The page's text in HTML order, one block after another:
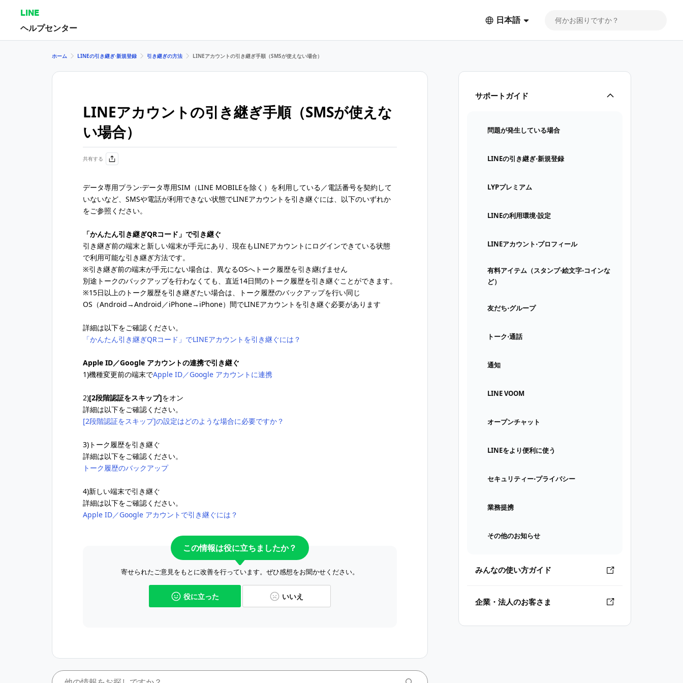
LINE
ヘルプセンター
日本語
サポートガイド
問題が発生している場合
LINEの引き継ぎ⋅新規登録
LYPプレミアム
LINEの利用環境⋅設定
LINEアカウント⋅プロフィール
有料アイテム（スタンプ⋅絵文字⋅コインな
ど）
友だち⋅グループ
トーク⋅通話
通知
LINE VOOM
オープンチャット
LINEをより便利に使う
セキュリティー⋅プライバシー
業務提携
その他のお知らせ
みんなの使い方ガイド
企業・法人のお客さま
ホーム LINEの引き継ぎ⋅新規登録 引き継ぎの方法 LINEアカウントの引き継ぎ手順（SMSが使えない場合）
LINEアカウントの引き継ぎ手順（SMSが使えな
い場合）
共有する
データ専用プラン⋅データ専用SIM（LINE MOBILEを除く）を利用している／電話番号を契約して
いないなど、SMSや電話が利用できない状態でLINEアカウントを引き継ぐには、以下のいずれか
をご参照ください。
「かんたん引き継ぎQRコード」で引き継ぐ
引き継ぎ前の端末と新しい端末が手元にあり、現在もLINEアカウントにログインできている状態
で利用可能な引き継ぎ方法です。
※引き継ぎ前の端末が手元にない場合は、異なるOSへトーク履歴を引き継げません
別途トークのバックアップを行わなくても、直近14日間のトーク履歴を引き継ぐことができます。
※15日以上のトーク履歴を引き継ぎたい場合は、トーク履歴のバックアップを行い同じ
OS（Android→Android／iPhone→iPhone）間でLINEアカウントを引き継ぐ必要があります
詳細は以下をご確認ください。
「かんたん引き継ぎQRコード」でLINEアカウントを引き継ぐには？
Apple ID／Google アカウントの連携で引き継ぐ
1)機種変更前の端末でApple ID／Google アカウントに連携
2)[2段階認証をスキップ]をオン
詳細は以下をご確認ください。
[2段階認証をスキップ]の設定はどのような場合に必要ですか？
3)トーク履歴を引き継ぐ
詳細は以下をご確認ください。
トーク履歴のバックアップ
4)新しい端末で引き継ぐ
詳細は以下をご確認ください。
Apple ID／Google アカウントで引き継ぐには？
この情報は役に立ちましたか？
寄せられたご意見をもとに改善を行っています。ぜひ感想をお聞かせください。
役に立った いいえ